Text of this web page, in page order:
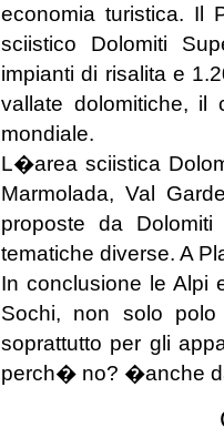
economia turistica. Il
sciistico Dolomiti
impianti di risalita e
vallate dolomitiche, il
mondiale.
L�area sciistica
Marmolada, Val
proposte da
tematiche diverse. A
In conclusione le Alpi
Sochi, non solo
soprattutto per gli
perch� no? �anche